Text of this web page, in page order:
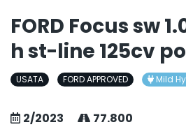
FORD Focus sw
h st-line 125cv
USATA FORD APPROVED Mild
2/2023 77.800